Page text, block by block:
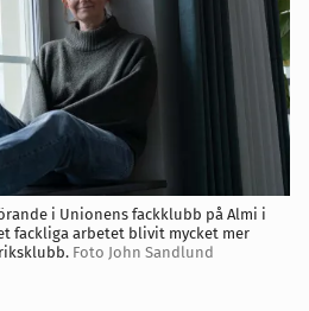
i Unionens fackklubb på Almi i
fackliga arbetet blivit mycket mer
Foto John Sandlund